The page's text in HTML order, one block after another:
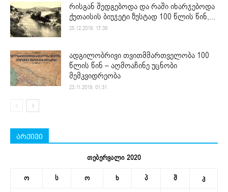
რისგან შედგებოდა და რაში იხარჯებოდა
ქუთაისის ბიუჯეტი ზუსტად 100 წლის წინ,...
25.12.2019. 17:39
ადგილობრივი თვითმმართველობა 100
წლის წინ – აღმოაჩინე უცნობი
მემკვიდრეობა
23.11.2019. 01:31
არქივი
თებერვალი 2020
ო ს ო ხ პ შ კ